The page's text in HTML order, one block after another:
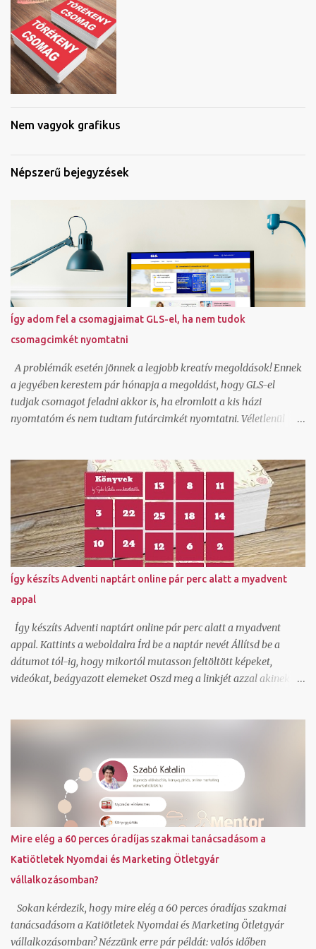
Nem vagyok grafikus
Népszerű bejegyzések
Így adom fel a csomagjaimat GLS-el, ha nem tudok
csomagcimkét nyomtatni
A problémák esetén jönnek a legjobb kreatív megoldások! Ennek
a jegyében kerestem pár hónapja a megoldást, hogy GLS-el
tudjak csomagot feladni akkor is, ha elromlott a kis házi
nyomtatóm és nem tudtam futárcimkét nyomtatni. Véletlenül
Természetesen beregisztráltam és örömmel láttam, hogy itt ha
generálok egy csomagfeladást nem kell cimkét nyomtatnom,
mert a futár magával hozza az elkészített cimkét. Ez tetszett!
Természetesen van egy mygls felületem is, ahol szerződött
partnerként tudok csomagokat feladni és itt vannak feláras
lehetőségek is hogy A-ból B-be felvegyék a csomagot és
átszállítsák és ehhez ők viszik a cimkét, de egy átmeneti
nyomtató hiba miatt nem akartam felárral szállíttatni. Tudom,
hogy van olyan lehetőség is normál szerződött áron, hogy a
cimkét legenerálom, és pdf-ben átküldöm arra a címre, ahonnan
kérem elhozatni hozzám a csoma...
Így készíts Adventi naptárt online pár perc alatt a myadvent
appal
Így készíts Adventi naptárt online pár perc alatt a myadvent
appal. Kattints a weboldalra Írd be a naptár nevét Állítsd be a
dátumot tól-ig, hogy mikortól mutasson feltöltött képeket,
videókat, beágyazott elemeket Oszd meg a linkjét azzal akinek a
referenciáim közül, ami a közreműködésemmel valósult meg.
Továbbiakat a referencia oldalamon láthatsz. Fordulj hozzám
bizalommal, ha kérdésed van. Foglalj hozzám egy ingyenes rövid
konzultációs időpontot IDE kattintva . Szabó Katalin ( Katiötletek
)
Mire elég a 60 perces óradíjas szakmai tanácsadásom a
Katiötletek Nyomdai és Marketing Ötletgyár
vállalkozásomban?
Sokan kérdezik, hogy mire elég a 60 perces óradíjas szakmai
tanácsadásom a Katiötletek Nyomdai és Marketing Ötletgyár
vállalkozásomban? Nézzünk erre pár példát: valós időben